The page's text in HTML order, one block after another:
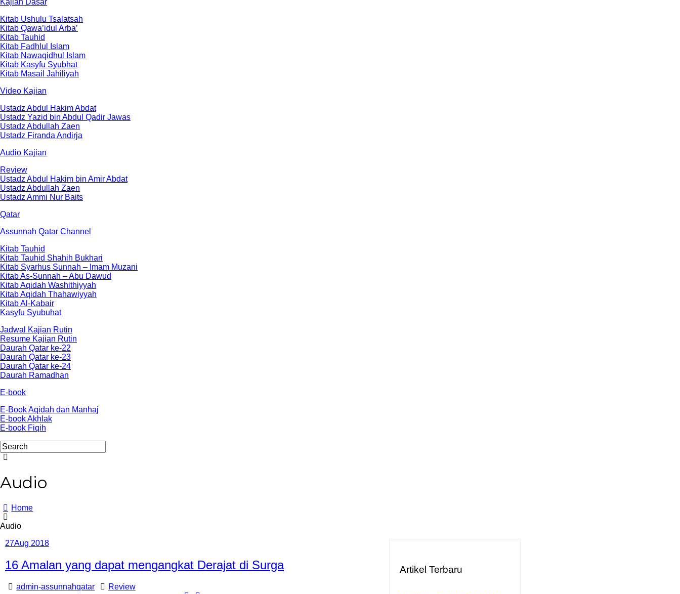
Kajian Dasar
Kitab Ushulu Tsalatsah
Kitab Qawa’idul Arba’
Kitab Tauhid
Kitab Fadhlul Islam
Kitab Nawaqidhul Islam
Kitab Kasyfu Syubhat
Kitab Masail Jahiliyah
Video Kajian
Ustadz Abdul Hakim Abdat
Ustadz Yazid bin Abdul Qadir Jawas
Ustadz Abdullah Zaen
Ustadz Firanda Andirja
Audio Kajian
Review
Ustadz Abdul Hakim bin Amir Abdat
Ustadz Abdullah Zaen
Ustadz Ammi Nur Baits
Qatar
Assunnah Qatar Channel
Kitab Tauhid
Kitab Tauhid Shahih Bukhari
Kitab Syarhus Sunnah – Imam Muzani
Kitab As-Sunnah – Abu Dawud
Kitab Aqidah Washithiyyah
Kitab Aqidah Thahawiyyah
Kitab Al-Kabair
Kasyfu Syubuhat
Jadwal Kajian Rutin
Resume Kajian Rutin
Daurah Qatar ke-22
Daurah Qatar ke-23
Daurah Qatar ke-24
Daurah Ramadhan
E-book
E-Book Aqidah dan Manhaj
E-book Akhlak
E-book Fiqih
Audio
Home
Audio
27Aug 2018
16 Amalan yang dapat mengangkat Derajat di Surga
admin-assunnahqatar Review
Artikel Terbaru